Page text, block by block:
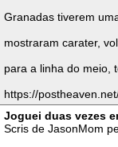
Granadas tiverem
mostraram carater,
para a linha do meio,
https://
Joguei duas vezes
Scris de JasonMom